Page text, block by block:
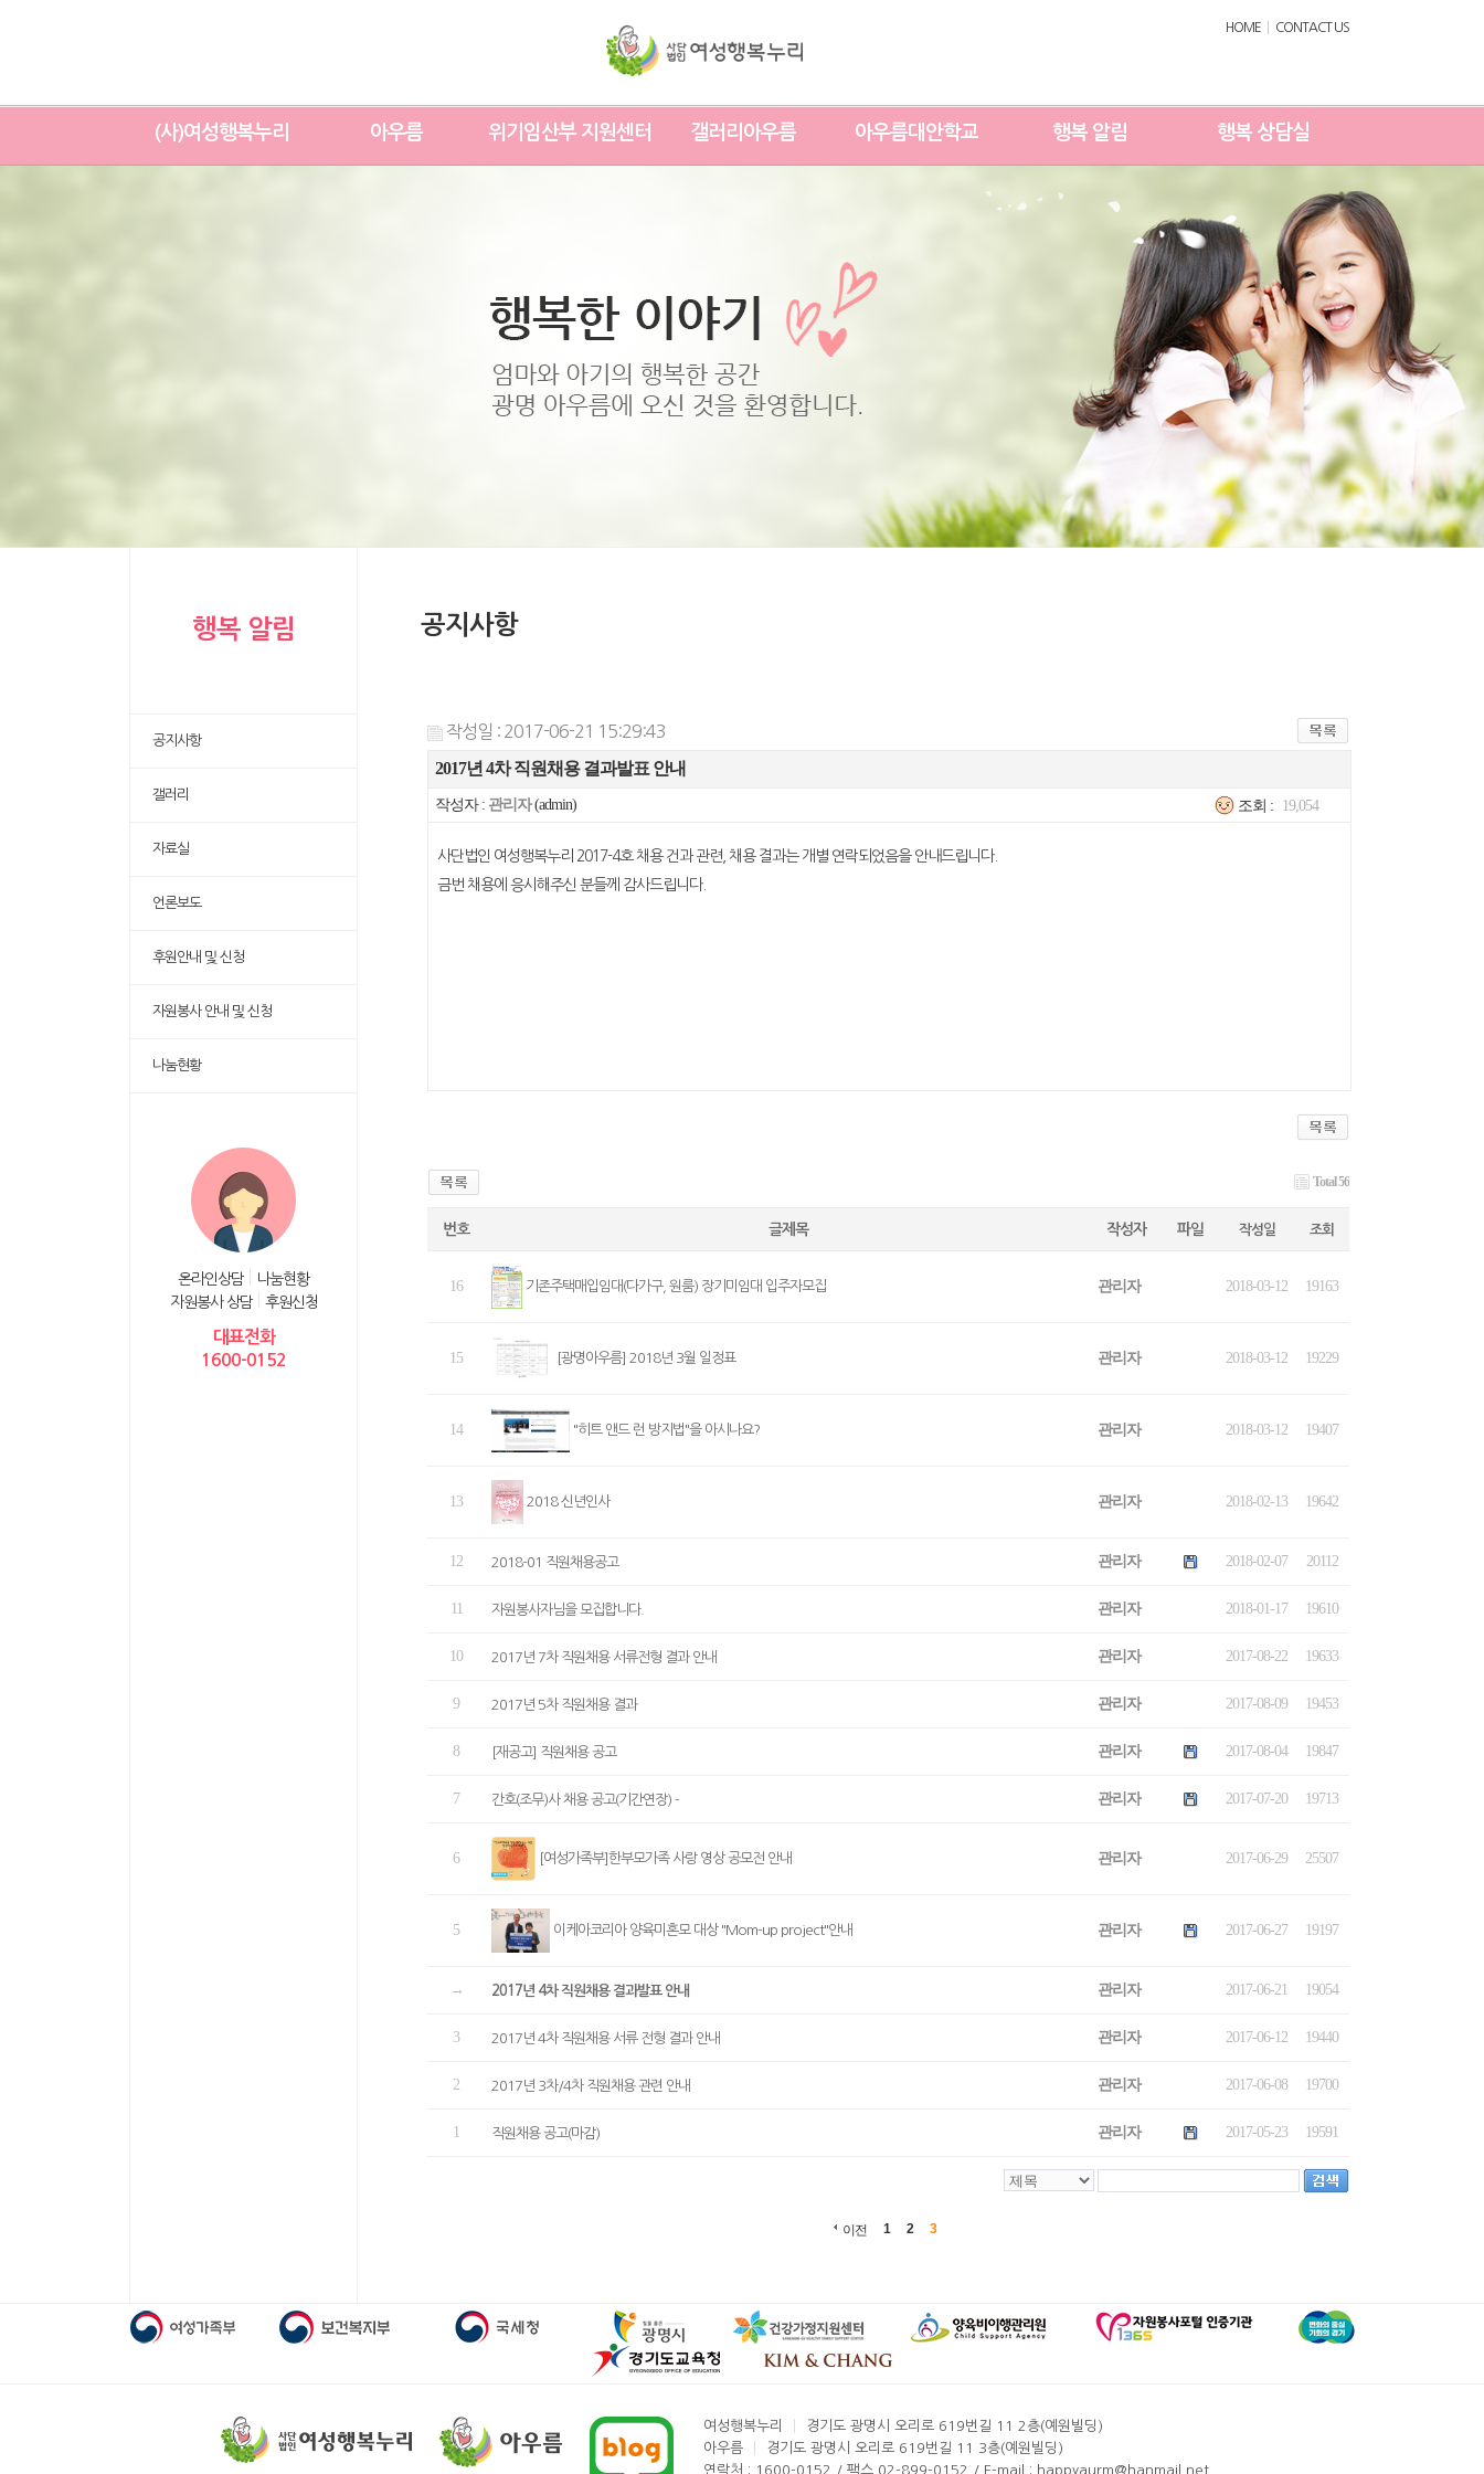
HOME CONTACT US
(사)여성행복누리 아우름 위기임산부 지원센터 갤러리아우름 아우름대안학교 행복 알림 행복 상담실
행복 알림
공지사항
갤러리
자료실
언론보도
후원안내 및 신청
자원봉사 안내 및 신청
나눔현황
온라인상담
나눔현황
자원봉사 상담
후원신청
대표전화
1600-0152
공지사항
작성일 : 2017-06-21 15:29:43
2017년 4차 직원채용 결과발표 안내
작성자 : 관리자(admin) 조회 : 19,054
사단법인 여성행복누리 2017-4호 채용 건과 관련, 채용 결과는 개별 연락되었음을 안내드립니다.
금번 채용에 응시해주신 분들께 감사드립니다.
Total 56
번호 글제목 작성자 파일 작성일 조회
16 기존주택매입임대(다가구, 원룸) 장기미임대 입주자모집 관리자 2018-03-12 19163
15 [광명아우름] 2018년 3월 일정표 관리자 2018-03-12 19229
14 "히트 앤드 런 방지법"을 아시나요? 관리자 2018-03-12 19407
13 2018 신년인사 관리자 2018-02-13 19642
12 2018-01 직원채용공고 관리자 2018-02-07 20112
11 자원봉사자님을 모집합니다. 관리자 2018-01-17 19610
10 2017년 7차 직원채용 서류전형 결과 안내 관리자 2017-08-22 19633
9 2017년 5차 직원채용 결과 관리자 2017-08-09 19453
8 [재공고] 직원채용 공고 관리자 2017-08-04 19847
7 간호(조무)사 채용 공고(기간연장) - 관리자 2017-07-20 19713
6 [여성가족부]한부모가족 사랑 영상 공모전 안내 관리자 2017-06-29 25507
5 이케아코리아 양육미혼모 대상 "Mom-up project"안내 관리자 2017-06-27 19197
→ 2017년 4차 직원채용 결과발표 안내 관리자 2017-06-21 19054
3 2017년 4차 직원채용 서류 전형 결과 안내 관리자 2017-06-12 19440
2 2017년 3차/4차 직원채용 관련 안내 관리자 2017-06-08 19700
1 직원채용 공고(마감) 관리자 2017-05-23 19591
이전 1 2 3
여성행복누리
경기도 광명시 오리로 619번길 11 2층(예원빌딩)
아우름
경기도 광명시 오리로 619번길 11 3층(예원빌딩)
연락처 : 1600-0152 / 팩스 02-899-0152 / E-mail : happyaurm@hanmail.net